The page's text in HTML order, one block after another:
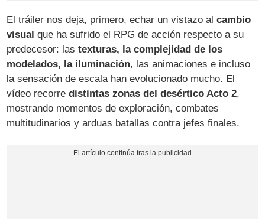
El tráiler nos deja, primero, echar un vistazo alcambio
visual que ha sufrido el RPG de acción respecto a su
predecesor: lastexturas, la complejidad de los
modelados, la iluminación, las animaciones e incluso
la sensación de escala han evolucionado mucho. El
vídeo recorredistintas zonas del desértico Acto 2,
mostrando momentos de exploración, combates
multitudinarios y arduas batallas contra jefes finales.